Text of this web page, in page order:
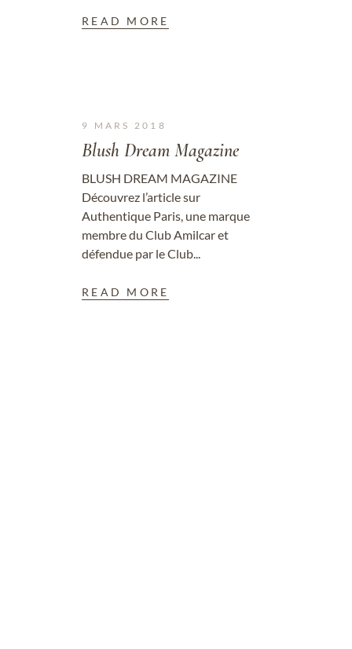
READ MORE
9 MARS 2018
Blush Dream Magazine
BLUSH DREAM MAGAZINE
Découvrez l’article sur
Authentique Paris, une marque
membre du Club Amilcar et
défendue par le Club...
READ MORE